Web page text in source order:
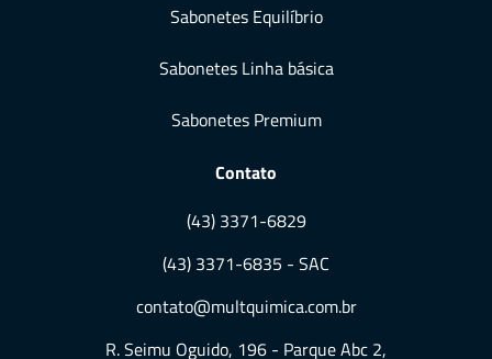
Sabonetes Equilíbrio
Sabonetes Linha básica
Sabonetes Premium
Contato
(43) 3371-6829
(43) 3371-6835 - SAC
contato@multquimica.com.br
R. Seimu Oguido, 196 - Parque Abc 2,